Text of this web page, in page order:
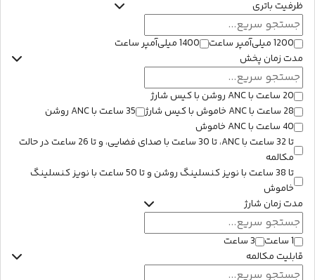
ظرفیت باتری
1200 میلی‌آمپر ساعت
1400 میلی‌آمپر ساعت
مدت زمان پخش
20 ساعت با ANC روشن با کیس شارژ
28 ساعت با ANC خاموش با کیس شارژ
35 ساعت با ANC روشن
40 ساعت با ANC خاموش
تا 32 ساعت با ANC، تا 30 ساعت با صدای فضایی، و تا 26 ساعت در حالت
مکالمه
تا 38 ساعت با نویز کنسلینگ روشن و تا 50 ساعت با نویز کنسلینگ
خاموش
مدت زمان شارژ
1 ساعت
3 ساعت
قابلیت مکالمه